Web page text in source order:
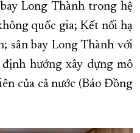
Long Thành trong hệ
quốc gia; Kết nối hạ
sân bay Long Thành với
hướng xây dựng mô
của cả nước (Báo Đồng